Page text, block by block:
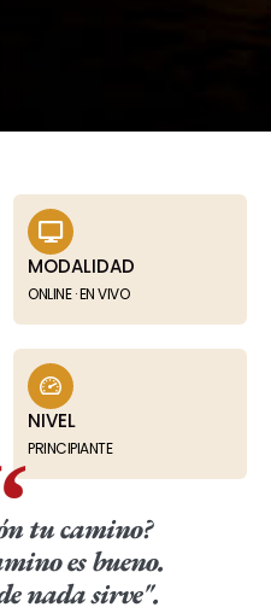
MODALIDAD
ONLINE · EN VIVO
NIVEL
PRINCIPIANTE
tu camino?
es bueno.
nada sirve".